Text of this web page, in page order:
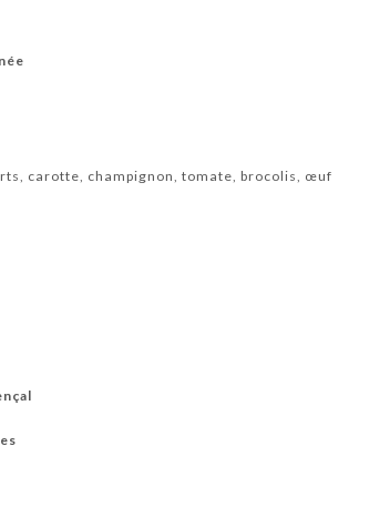
carotte, champignon, tomate, brocolis, œuf